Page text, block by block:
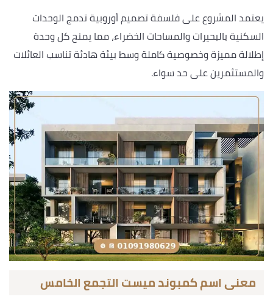
يعتمد المشروع على فلسفة تصميم أوروبية تدمج الوحدات
السكنية بالبحيرات والمساحات الخضراء، مما يمنح كل وحدة
إطلالة مميزة وخصوصية كاملة وسط بيئة هادئة تناسب العائلات
والمستثمرين على حد سواء.
معنى اسم كمبوند ميست التجمع الخامس